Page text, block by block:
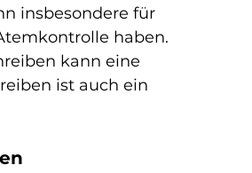
insbesondere für
haben.
kann eine
ist auch ein